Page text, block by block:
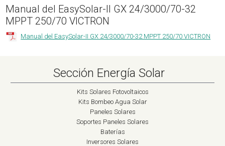
Manual del EasySolar-II GX 24/3000/70-32
MPPT 250/70 VICTRON
Manual del EasySolar-II GX 24/3000/70-32 MPPT 250/70 VICTRON
Sección Energía Solar
Kits Solares Fotovoltaicos
Kits Bombeo Agua Solar
Paneles Solares
Soportes Paneles Solares
Baterías
Inversores Solares